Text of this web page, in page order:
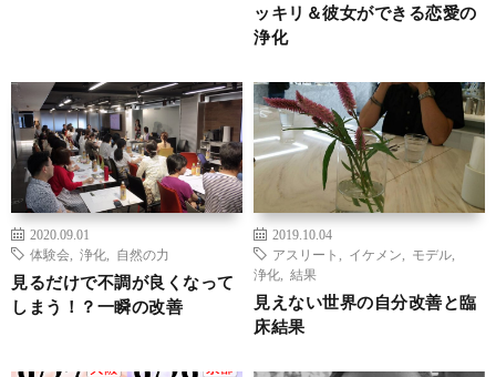
ッキリ＆彼女ができる恋愛の
浄化
2020.09.01
体験会
浄化 自然の力
見るだけで不調が良くなって
しまう！？一瞬の改善
2019.10.04
アスリート
イケメン モデル
浄化
結果
見えない世界の自分改善と臨
床結果